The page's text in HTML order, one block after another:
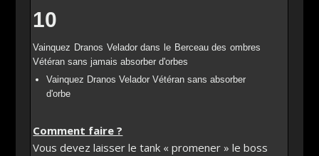
10
Vainquez Dranos Velador dans le Berceau des ombres
Vétéran sans jamais absorber d'orbes
Vainquez Dranos Velador Vétéran sans absorber
d'orbe
Comment faire ?
Vous devez laisser le tank « promener » le boss